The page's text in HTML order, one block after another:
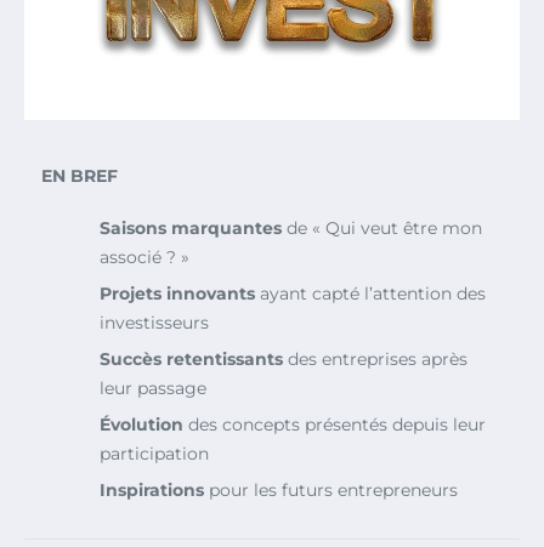
EN BREF
Saisons marquantes de « Qui veut être mon
associé ? »
Projets innovants ayant capté l’attention des
investisseurs
Succès retentissants des entreprises après
leur passage
Évolution des concepts présentés depuis leur
participation
Inspirations pour les futurs entrepreneurs